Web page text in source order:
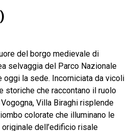
del borgo medievale di
selvaggia del Parco Nazionale
oggi la sede. Incorniciata da vicoli
storiche che raccontano il ruolo
Villa Biraghi risplende
colorate che illuminano le
dell’edificio risale